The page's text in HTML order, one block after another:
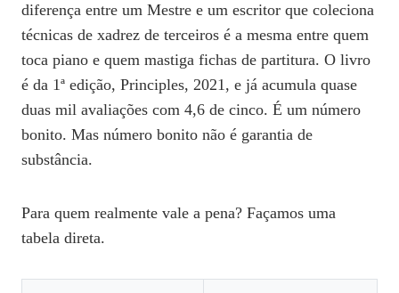
diferença entre um Mestre e um escritor que coleciona
técnicas de xadrez de terceiros é a mesma entre quem
toca piano e quem mastiga fichas de partitura. O livro
é da 1ª edição, Principles, 2021, e já acumula quase
duas mil avaliações com 4,6 de cinco. É um número
bonito. Mas número bonito não é garantia de
substância.
Para quem realmente vale a pena? Façamos uma
tabela direta.